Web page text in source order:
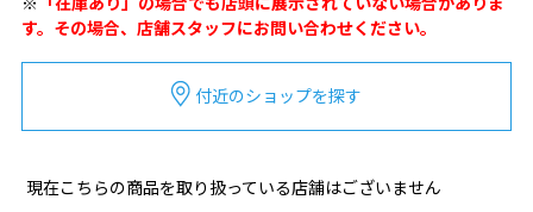
す。その場合、店舗スタッフにお問い合わせください。
付近のショップを探す
現在こちらの商品を取り扱っている店舗はございません